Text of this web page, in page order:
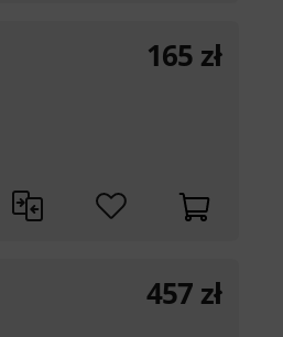
165 zł
457 zł